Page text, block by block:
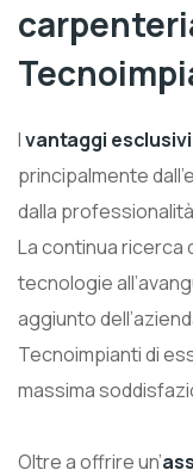
Ivantaggi
principalmente
dalla
La continua ricerca
tecnologie
aggiunto
Tecnoimpianti di
massima
Oltre a offrire un’